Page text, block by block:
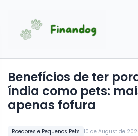
Roedores e Pequenos Pets 10 de August de
Benefícios de ter
índia como pets:
apenas fofura